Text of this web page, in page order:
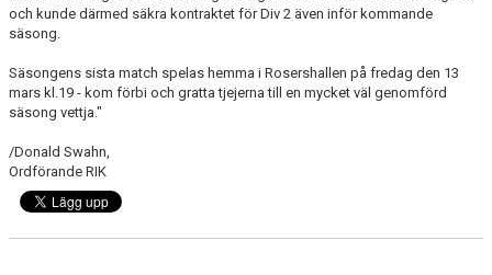
och kunde därmed säkra kontraktet för Div 2 även inför kommande
säsong.
Säsongens sista match spelas hemma i Rosershallen på fredag den 13
mars kl.19 - kom förbi och gratta tjejerna till en mycket väl genomförd
säsong vettja."
/Donald Swahn,
Ordförande RIK